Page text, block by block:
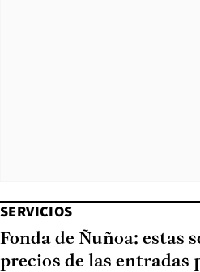
SERVICIOS
Fonda de Ñuñoa: estas
precios de las entradas